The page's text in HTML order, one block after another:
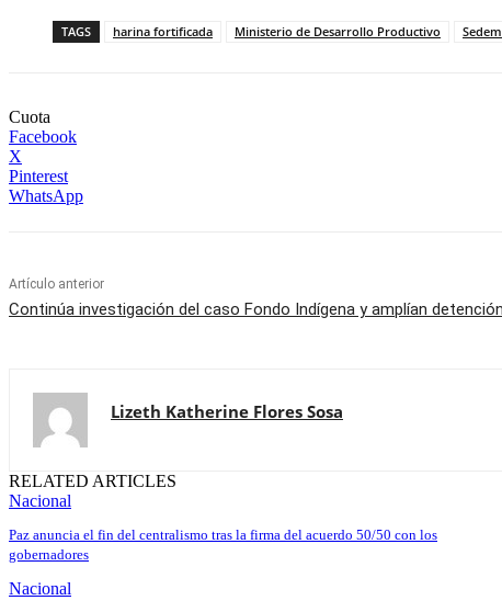
TAGS harina fortificada Ministerio de Desarrollo Productivo Sedem
Cuota
Facebook
X
Pinterest
WhatsApp
Artículo anterior
Continúa investigación del caso Fondo Indígena y amplían
Lizeth Katherine Flores Sosa
RELATED ARTICLES
Nacional
Paz anuncia el fin del centralismo tras la firma del acuerdo 50/50 con los
gobernadores
Nacional